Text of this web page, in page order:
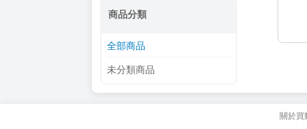
商品分類
全部商品
未分類商品
關於買